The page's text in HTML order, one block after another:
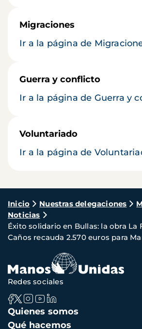
Migraciones
Ir a la página de
Guerra y conflicto
Ir a la página de Guerra y
Voluntariado
Ir a la página de
Ruta
de
navegación
Inicio Nuestras delegaciones
Noticias
Éxito solidario en Bullas: la obra La
Caños recauda 2.570 euros para
Navegación
principal
Quienes somos
Qué hacemos
Redes sociales